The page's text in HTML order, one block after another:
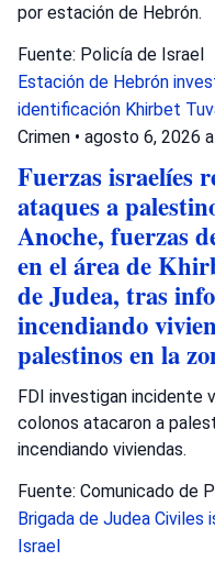
por estación de Hebrón.
Fuente: Policía de Israel
Estación de Hebrón
identificación Khirbet
Crimen • agosto 6, 2026
Fuerzas israelíes
ataques a
Anoche, fuerzas
en el área de
de Judea, tras
incendiando
palestinos en la
FDI investigan incidente
colonos atacaron a
incendiando viviendas.
Fuente: Comunicado de
Brigada de Judea Civiles
Israel